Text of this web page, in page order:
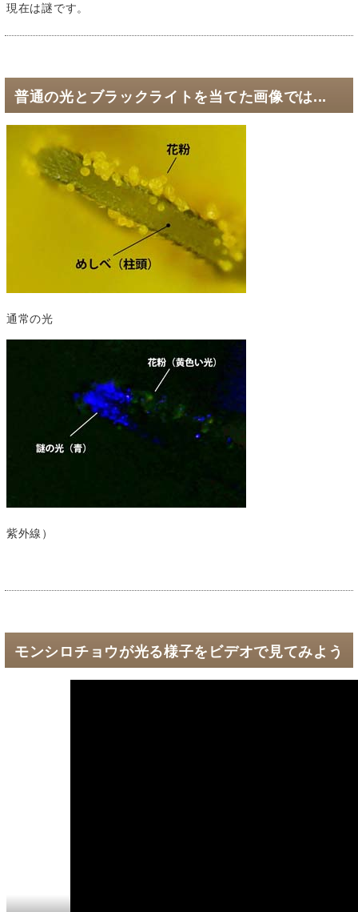
現在は謎です。
普通の光とブラックライトを当てた画像では...
通常の光
紫外線）
モンシロチョウが光る様子をビデオで見てみよう